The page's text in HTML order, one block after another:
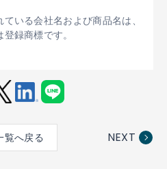
いる会社名および商品名は、
録商標です。
edin
覧へ戻る NEXT